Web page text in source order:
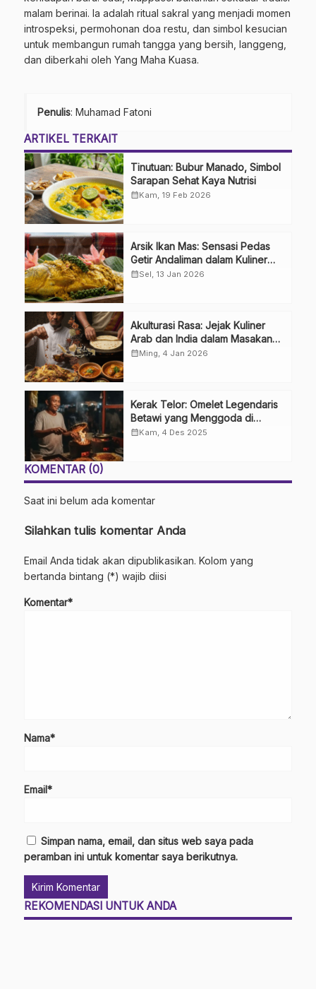
malam berinai. Ia adalah ritual sakral yang menjadi momen
introspeksi, permohonan doa restu, dan simbol kesucian
untuk membangun rumah tangga yang bersih, langgeng,
dan diberkahi oleh Yang Maha Kuasa.
Penulis: Muhamad Fatoni
ARTIKEL TERKAIT
Tinutuan: Bubur Manado, Simbol
Sarapan Sehat Kaya Nutrisi
calendar_monthKam, 19 Feb 2026
Arsik Ikan Mas: Sensasi Pedas
Getir Andaliman dalam Kuliner
Khas Batak
calendar_monthSel, 13 Jan 2026
Akulturasi Rasa: Jejak Kuliner
Arab dan India dalam Masakan
Nusantara
calendar_monthMing, 4 Jan 2026
Kerak Telor: Omelet Legendaris
Betawi yang Menggoda di
Tengah Modernitas
calendar_monthKam, 4 Des 2025
KOMENTAR (0)
Saat ini belum ada komentar
Silahkan tulis komentar Anda
Email Anda tidak akan dipublikasikan. Kolom yang
bertanda bintang (*) wajib diisi
Komentar*
Nama*
Email*
Simpan nama, email, dan situs web saya pada
peramban ini untuk komentar saya berikutnya.
REKOMENDASI UNTUK ANDA